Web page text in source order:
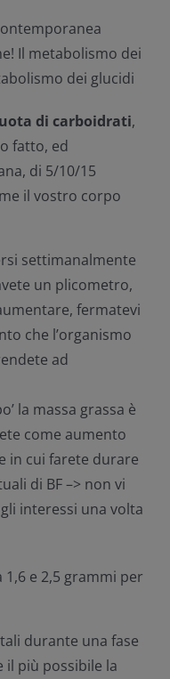
Il metabolismo dei
dei glucidi
di carboidrati,
fatto, ed
di 5/10/15
il vostro corpo
settimanalmente
un plicometro,
fermatevi
che l’organismo
ad
la massa grassa è
come aumento
in cui farete durare
di BF –> non vi
interessi una volta
e 2,5 grammi per
durante una fase
il più possibile la